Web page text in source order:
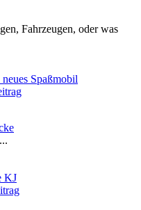
Fahrzeugen, oder was
Spaßmobil
KJ